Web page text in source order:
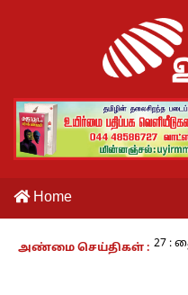
Home
அண்மை செய்திகள் :
வாழும் காலம் – 27 : தையல்